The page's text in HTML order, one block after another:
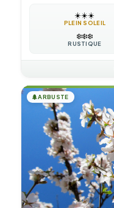
☀️☀️☀️
PLEIN SOLEIL
❄️❄️❄️
RUSTIQUE
🌲ARBUSTE